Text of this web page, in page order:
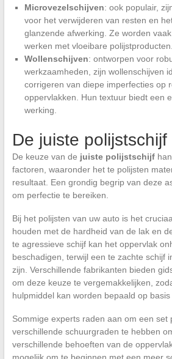
Microvezelschijven: ook populair,
voor het verwijderen van resten en
glanzende afwerking. Ze worden
werken met vloeibare polijstproducten.
Wollenschijven: ontworpen voor
werkzaamheden, zijn wollenschijven
corrigeren van diepe imperfecties op
oppervlakken. Hun textuur biedt een
werking.
De juiste polijstschijf
De keuze van de juiste polijstschijf
factoren, waaronder het te polijsten
resultaat. Een grondig begrip van deze
om perfectie te bereiken.
Bij het polijsten van uw auto is het
houden met de hardheid van de lak en
te agressieve schijf kan het oppervlak
beschadigen, terwijl een te zachte schijf
zijn. Verschillende fabrikanten bieden
om deze keuze te vergemakkelijken,
hulpmiddel kan worden bepaald op basis
Sommige experts raden aan om een set
verschillende schuurgraden te hebben
verschillende behoeften van de